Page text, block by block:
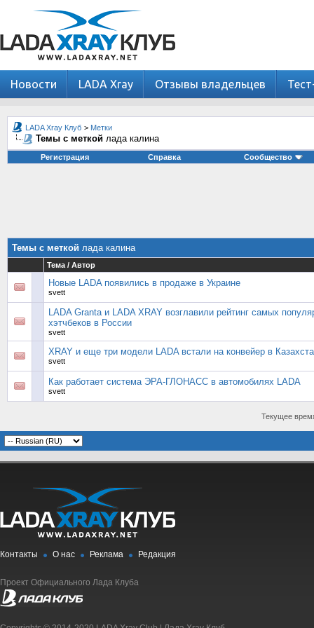
Новости LADA Xray Отзывы владельцев
LADA Xray Клуб > Метки
Темы с меткой лада калина
Регистрация Справка Сообщество
Темы с меткой лада калина
Тема / Автор
Новые LADA появились в продаже в Украине
svett
LADA Granta и LADA XRAY возглавили рейтинг самых
хэтчбеков в России
svett
XRAY и еще три модели LADA встали на конвейер в
svett
Как работает система ЭРА-ГЛОНАСС в автомобилях LADA
svett
Текущее
Контакты О нас Реклама Редакция
Проект Официального Лада Клуба